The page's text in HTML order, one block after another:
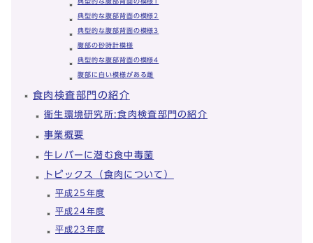
典型的な腹部背面の模様2
典型的な腹部背面の模様3
腹部の砂時計模様
典型的な腹部背面の模様4
腹部に白い模様がある雌
食肉検査部門の紹介
衛生環境研究所:食肉検査部門の紹介
事業概要
牛レバーに潜む食中毒菌
トピックス（食肉について）
平成25年度
平成24年度
平成23年度